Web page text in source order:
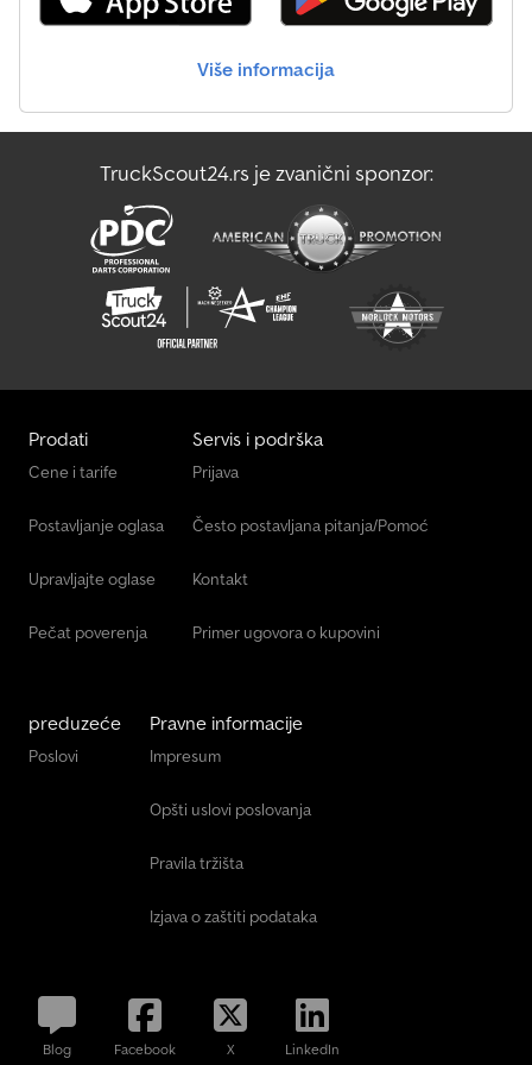
opterećenja * Suspenzija – listovi/vazduh * SISTEM ZA BRZU
blokadom * Centralno zaključavanje * 2 sedišta * KLIMA * Radio *
osovina oko 90% * Zeleni nalepnica (ekološka klasa) * Prvi vlasnik
zamena. Finansiranje od 4,99%. Greške i prethodna prodaja su
rezervisani! Podaci u ovom oglasu su neobavezujući opisi i ne
predstavljaju garantovane karakteristike. Prodavac ne snosi
odgovornost za greške u pisanju i prenosu podataka. Navedena
oprema se mora proveriti odvojeno. Svi podaci u oglasima su
neobavezujući! Dostava na celoj teritoriji države na zahtev. Radno
vreme: ponedeljak do četvrtka od 9:00 do 17:00 časova. Petak od
9:00 do 14:00 časova i po dogovoru!!!
Više informacija
TruckScout24.rs je zvanični sponzor:
Prodati
Cene i tarife
Postavljanje oglasa
Upravljajte oglase
Pečat poverenja
Servis i podrška
Prijava
Često postavljana pitanja/Pomoć
Kontakt
Primer ugovora o kupovini
preduzeće
Poslovi
Pravne informacije
Impresum
Opšti uslovi poslovanja
Pravila tržišta
Izjava o zaštiti podataka
Blog Facebook X LinkedIn